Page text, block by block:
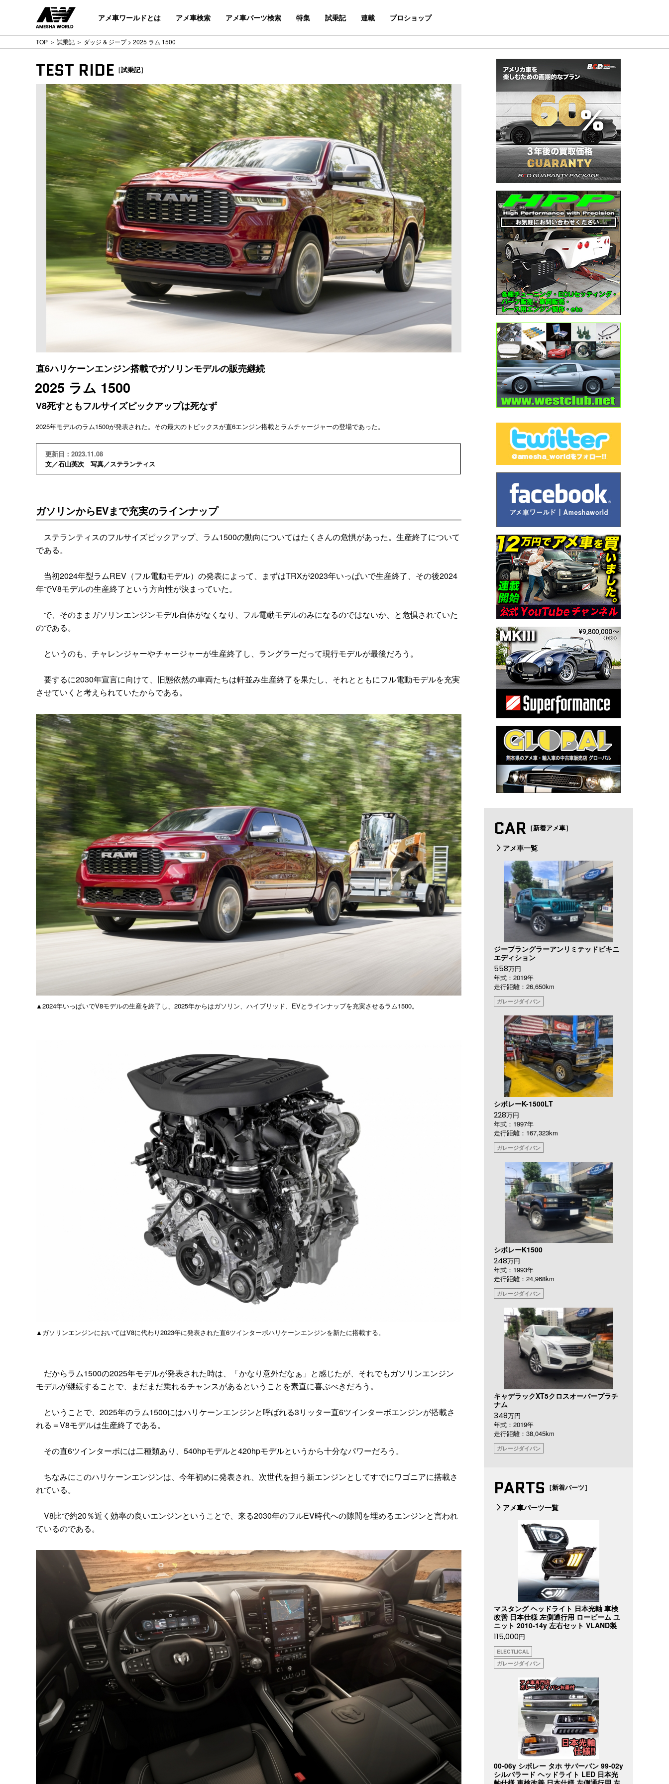
アメ車ワールドとは アメ車検索 アメ車パーツ検索 特集 試乗記 連載 プロショップ
TOP ＞ 試乗記 ＞ ダッジ & ジープ> 2025 ラム 1500
TEST RIDE ［試乗記］
直6ハリケーンエンジン搭載でガソリンモデルの販売継続
2025 ラム 1500
V8死すともフルサイズピックアップは死なず
2025年モデルのラム1500が発表された。その最大のトピックスが直6エンジン搭載とラムチャージャーの登場であった。
更新日：2023.11.08
文／石山英次 写真／ステランティス
ガソリンからEVまで充実のラインナップ
ステランティスのフルサイズピックアップ、ラム1500の動向についてはたくさんの危惧があった。生産終了について
である。
当初2024年型ラムREV（フル電動モデル）の発表によって、まずはTRXが2023年いっぱいで生産終了、その後2024
年でV8モデルの生産終了という方向性が決まっていた。
で、そのままガソリンエンジンモデル自体がなくなり、フル電動モデルのみになるのではないか、と危惧されていた
のである。
というのも、チャレンジャーやチャージャーが生産終了し、ラングラーだって現行モデルが最後だろう。
要するに2030年宣言に向けて、旧態依然の車両たちは軒並み生産終了を果たし、それとともにフル電動モデルを充実
させていくと考えられていたからである。
▲2024年いっぱいでV8モデルの生産を終了し、2025年からはガソリン、ハイブリッド、EVとラインナップを充実させるラム1500。
▲ガソリンエンジンにおいてはV8に代わり2023年に発表された直6ツインターボハリケーンエンジンを新たに搭載する。
だからラム1500の2025年モデルが発表された時は、「かなり意外だなぁ」と感じたが、それでもガソリンエンジン
モデルが継続することで、まだまだ乗れるチャンスがあるということを素直に喜ぶべきだろう。
ということで、2025年のラム1500にはハリケーンエンジンと呼ばれる3リッター直6ツインターボエンジンが搭載さ
れる＝V8モデルは生産終了である。
その直6ツインターボには二種類あり、540hpモデルと420hpモデルというから十分なパワーだろう。
ちなみにこのハリケーンエンジンは、今年初めに発表され、次世代を担う新エンジンとしてすでにワゴニアに搭載さ
れている。
V8比で約20％近く効率の良いエンジンということで、来る2030年のフルEV時代への隙間を埋めるエンジンと言われ
ているのである。
CAR ［新着アメ車］
アメ車一覧
ジープラングラーアンリミテッドビキニ
エディション
558万円
年式：2019年
走行距離：26,650km
ガレージダイバン
シボレーK-1500LT
228万円
年式：1997年
走行距離：167,323km
ガレージダイバン
シボレーK1500
248万円
年式：1993年
走行距離：24,968km
ガレージダイバン
キャデラックXT5クロスオーバープラチ
ナム
348万円
年式：2019年
走行距離：38,045km
ガレージダイバン
PARTS ［新着パーツ］
アメ車パーツ一覧
マスタング ヘッドライト 日本光軸 車検
改善 日本仕様 左側通行用 ロービーム ユ
ニット 2010-14y 左右セット VLAND製
115,000円
ELECTLICAL
ガレージダイバン
00-06y シボレー タホ サバーバン 99-02y
シルバラード ヘッドライト LED 日本光